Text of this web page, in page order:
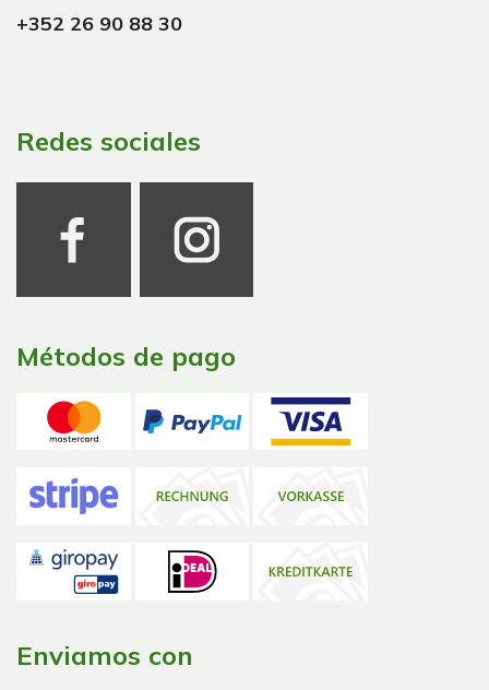
+352 26 90 88 30
Redes sociales
Métodos de pago
Enviamos con